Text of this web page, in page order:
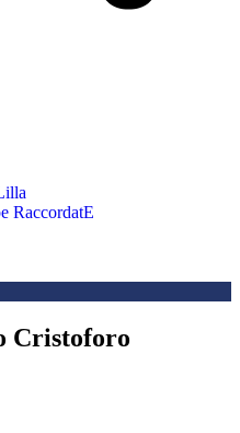
RaccordatE
Cristoforo